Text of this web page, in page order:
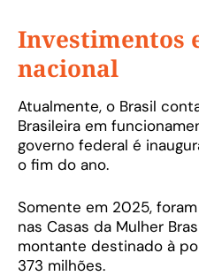
Investimentos
nacional
Atualmente, o Brasil
Brasileira em
governo federal é
o fim do ano.
Somente em 2025,
nas Casas da Mulher
montante destinado à
373 milhões.